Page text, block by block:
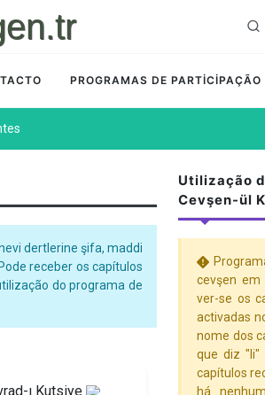
PROGRAMAS DE PARTİCİPAÇÃO
dertlerine şifa, maddi
receber os capítulos
do programa de
ı Kutsiye
Utilização
Cevşen-ül
cevşen em
ver-se os
activadas
nome dos
que diz "li"
capítulos
há